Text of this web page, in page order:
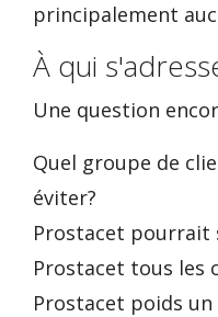
principalement
À qui
Une question
Quel groupe de
éviter?
Prostacet pourrait
Prostacet tous les
Prostacet poids